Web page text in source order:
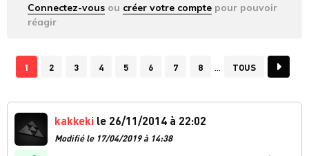
Connectez-vous ou créer votre compte pour pouvoir
réagir
1 2 3 4 5 6 7 8 TOUS
kakkeki le 26/11/2014 à 22:02
Modifié le 17/04/2019 à 14:38